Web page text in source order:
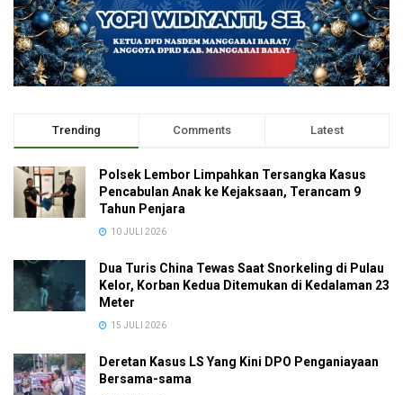
Trending Comments Latest
Polsek Lembor Limpahkan Tersangka Kasus
Pencabulan Anak ke Kejaksaan, Terancam 9
Tahun Penjara
10 JULI 2026
Dua Turis China Tewas Saat Snorkeling di Pulau
Kelor, Korban Kedua Ditemukan di Kedalaman 23
Meter
15 JULI 2026
Deretan Kasus LS Yang Kini DPO Penganiayaan
Bersama-sama